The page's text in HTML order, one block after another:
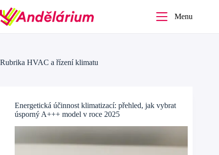
to
content
Menu
Rubrika HVAC a řízení klimatu
Energetická účinnost klimatizací: přehled, jak vybrat
úsporný A+++ model v roce 2025